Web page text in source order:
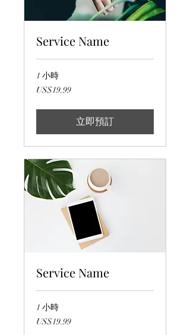
Service Name
1 小時
19.99
美
US$19.99
立即預訂
Service Name
1 小時
19.99
美
US$19.99